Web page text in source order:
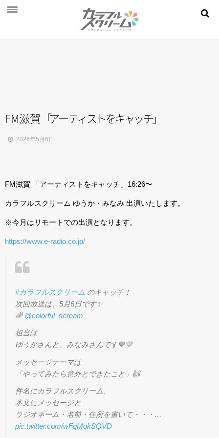
MOVIE
AUDITION
FM滋賀 「アーティ ス トをキャッチ」
2026年5月6日
FM滋賀 「アーティストをキャッチ」16:26〜
カラフルスクリーム ゆうか・みなみ 出演いたします。
※今月はリモートでの出演となります。
https://www.e-radio.co.jp/
#カラフルスクリーム のキャッチ！
次回放送は、5月6日です✨
🌈@colorful_scream
担当は
ゆうかさんと、みなみさんです💙💛
メッセージテーマは
「やってみたら意外とできたこと」🙌
件名にカラフルスクリーム、
本文にメッセージと
ラジオネーム・名前・住所を書いて・・・…
pic.twitter.com/wFqMqkSQVD